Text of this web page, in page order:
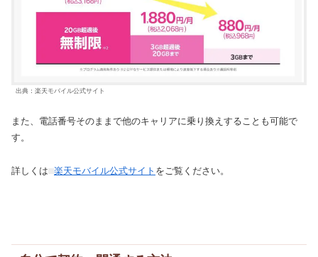
出典：楽天モバイル公式サイト
また、電話番号そのままで他のキャリアに乗り換えすることも可能で
す。
詳しくは 楽天モバイル公式サイト をご覧ください。